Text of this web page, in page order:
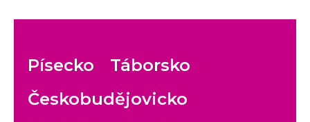
Písecko
Táborsko
Českobudějovicko